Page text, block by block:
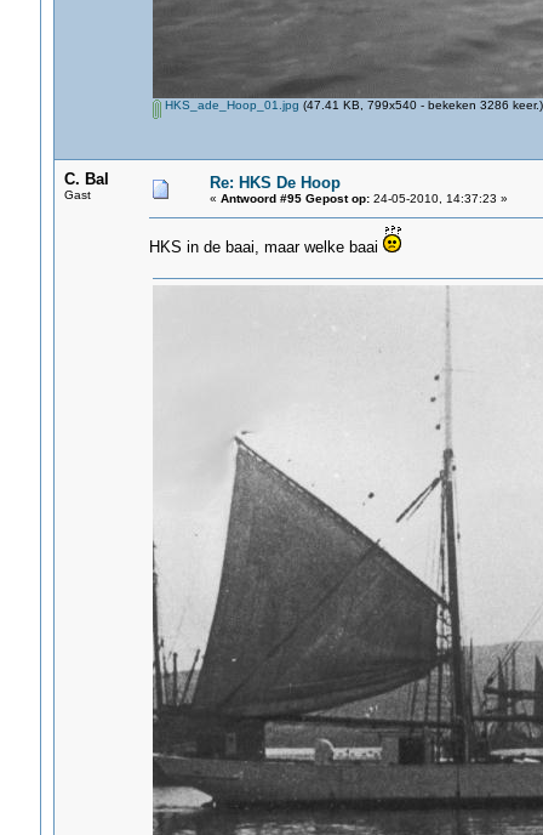
HKS_ade_Hoop_01.jpg (47.41 KB, 799x540 - bekeken 3286 keer.)
C. Bal
Gast
Re: HKS De Hoop
« Antwoord #95 Gepost op:24-05-2010, 14:37:23 »
HKS in de baai, maar welke baai